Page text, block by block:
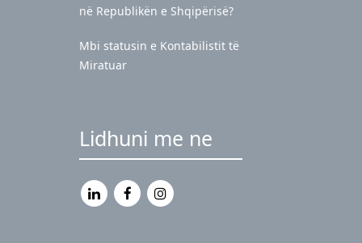
në Republikën e Shqipërisë?
Mbi statusin e Kontabilistit të
Miratuar
Lidhuni me ne